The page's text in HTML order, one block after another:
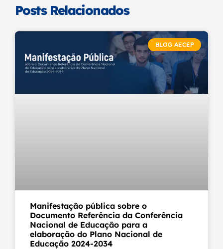
Posts Relacionados
BLOG AECEP
Manifestação pública sobre o
Documento Referência da Conferência
Nacional de Educação para a
elaboração do Plano Nacional de
Educação 2024-2034